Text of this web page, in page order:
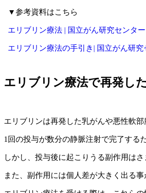
▼参考資料はこちら
エリブリン療法 | 国立がん研究センタ
エリブリン療法の手引き| 国立がん研
エリブリン療法で再発し
エリブリンは再発した乳がんや悪性軟
1回の投与が数分の静脈注射で完了する
しかし、投与後に起こりうる副作用は
また、副作用には個人差が大きく出る